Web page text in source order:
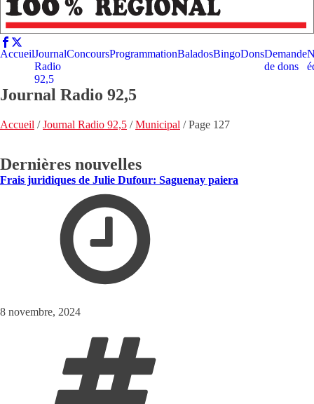
AccueilJournal
Radio
92,5
ConcoursProgrammationBaladosBingoDonsDemande
de dons
Journal Radio 92,5
Accueil /Journal Radio 92,5 /Municipal /Page 127
Dernières nouvelles
Frais juridiques de Julie Dufour: Saguenay paiera
8 novembre, 2024